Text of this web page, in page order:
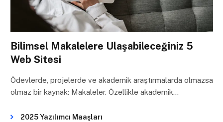
Bilimsel Makalelere Ulaşabileceğiniz 5
Web Sitesi
Ödevlerde, projelerde ve akademik araştırmalarda olmazsa
olmaz bir kaynak: Makaleler. Özellikle akademik…
2025 Yazılımcı Maaşları